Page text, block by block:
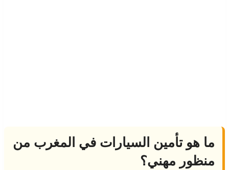
ما هو تأمين السيارات في المغرب من
منظور مهني؟